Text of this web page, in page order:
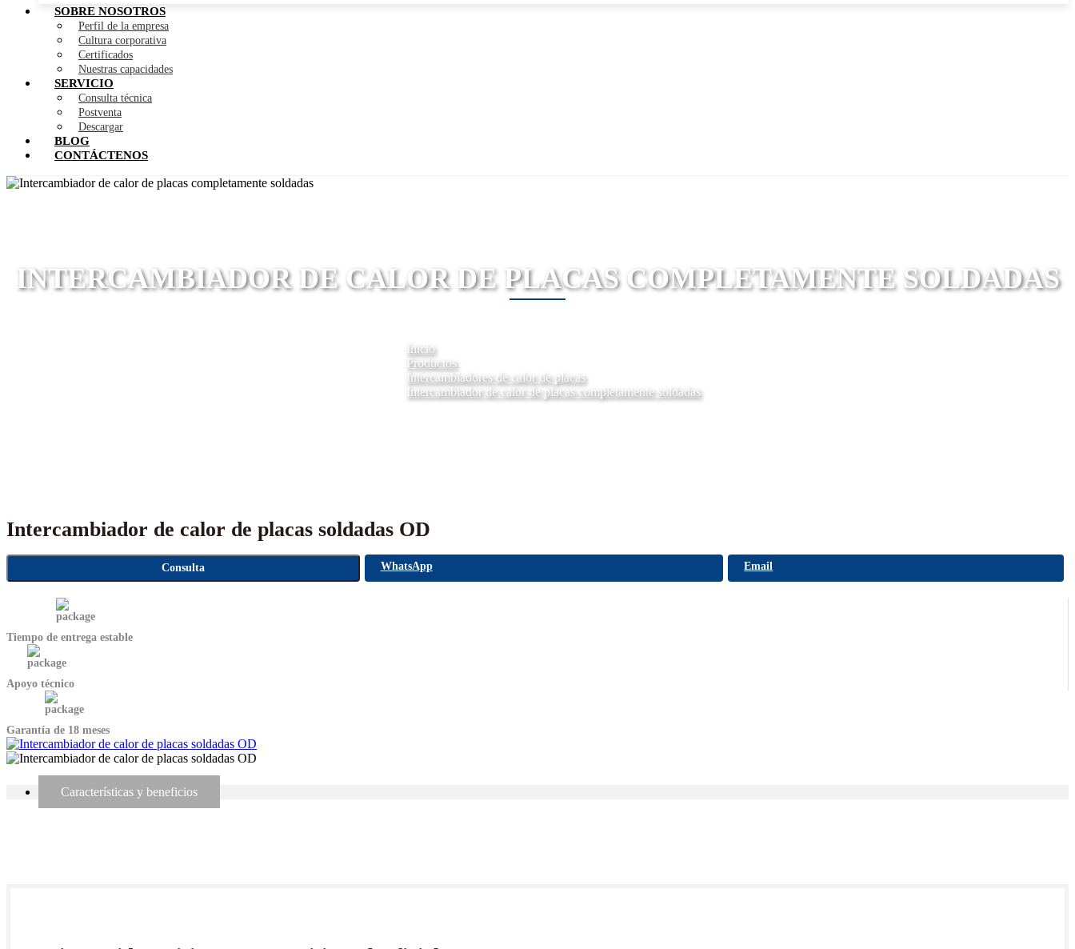
SOBRE NOSOTROS
Perfil de la empresa
Cultura corporativa
Certificados
Nuestras capacidades
SERVICIO
Consulta técnica
Postventa
Descargar
BLOG
CONTÁCTENOS
INTERCAMBIADOR DE CALOR DE PLACAS COMPLETAMENTE SOLDADAS
Inicio
Productos
Intercambiadores de calor de placas
Intercambiador de calor de placas completamente soldadas
Intercambiador de calor de placas soldadas OD
Consulta WhatsApp Email
Tiempo de entrega estable
Apoyo técnico
Garantía de 18 meses
Características y beneficios